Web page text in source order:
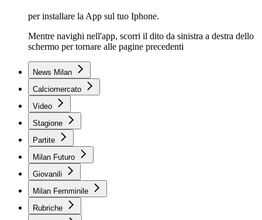
per installare la App sul tuo Iphone.
Mentre navighi nell'app, scorri il dito da sinistra a destra dello
schermo per tornare alle pagine precedenti
News Milan
Calciomercato
Video
Stagione
Partite
Milan Futuro
Giovanili
Milan Femminile
Rubriche